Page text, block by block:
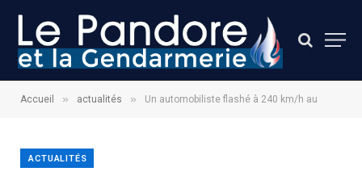
Accueil » actualités » Un automobiliste flashé à 240 km/h au
ACTUALITÉS